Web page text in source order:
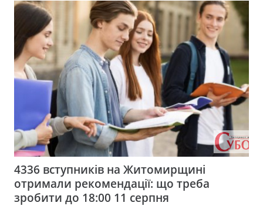
4336 вступників на Житомирщині
отримали рекомендації: що треба
зробити до 18:00 11 серпня